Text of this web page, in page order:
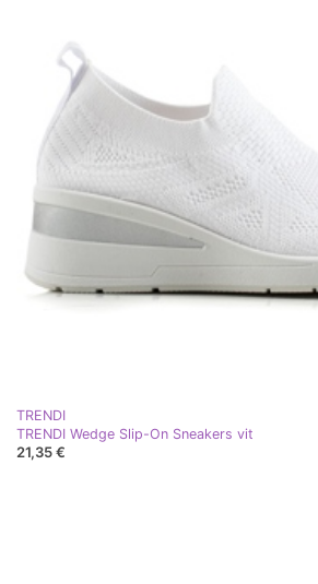
TRENDI
TRENDI Wedge Slip-On Sneakers vit
21,35 €